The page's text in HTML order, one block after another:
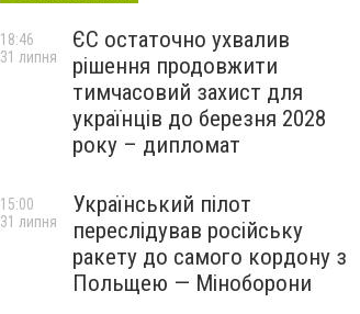
ЄС остаточно ухвалив
рішення продовжити
тимчасовий захист для
українців до березня 2028
року – дипломат
18:46
31 липня
Український пілот
переслідував російську
ракету до самого кордону з
Польщею — Міноборони
15:00
31 липня